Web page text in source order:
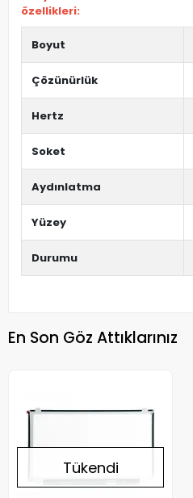
özellikleri:
Boyut
Çözünürlük
Hertz
Soket
Aydınlatma
Yüzey
Durumu
En Son Göz Attıklarınız
Tükendi